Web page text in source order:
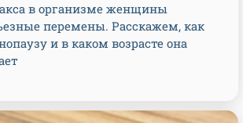
в организме женщины
перемены. Расскажем, как
и в каком возрасте она